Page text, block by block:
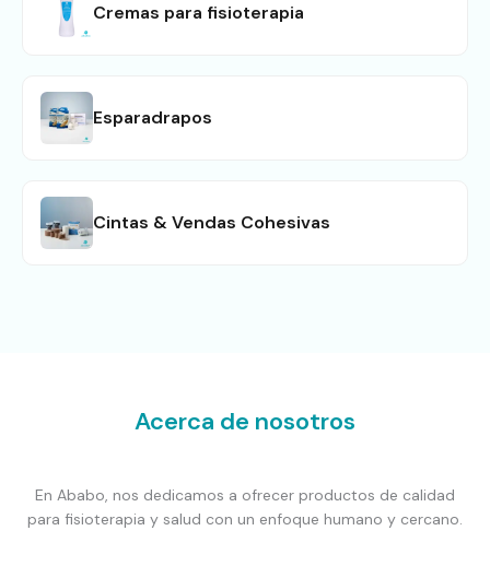
Cremas para fisioterapia
Esparadrapos
Cintas & Vendas Cohesivas
Acerca de nosotros
En Ababo, nos dedicamos a ofrecer productos de calidad
para fisioterapia y salud con un enfoque humano y cercano.